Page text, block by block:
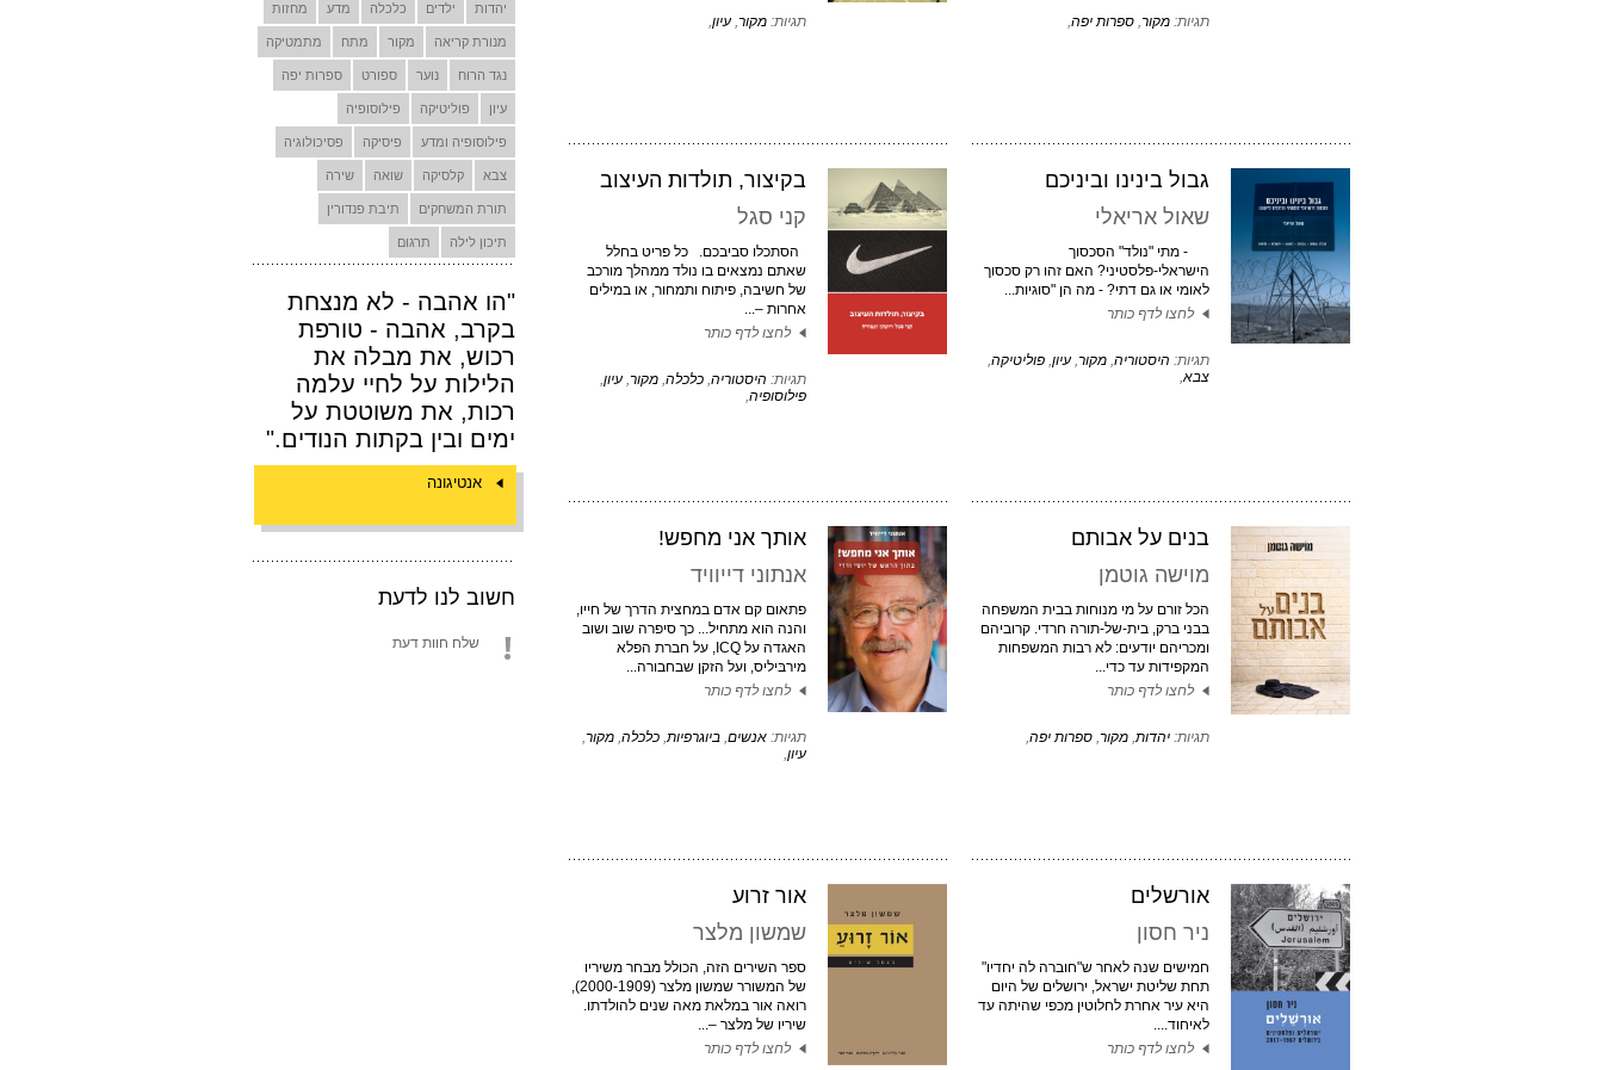
יהדות ילדים כלכלה מדע מחזות
מנורת קריאה מקור מתח מתמטיקה
נגד הרוח נוער ספורט ספרות יפה
עיון פוליטיקה פילוסופיה
פילוסופיה ומדע פיסיקה פסיכולוגיה
צבא קלסיקה שואה שירה
תורת המשחקים תיבת פנדורין
תיכון לילה תרגום
"הו אהבה - לא מנצחת
בקרב, אהבה - טורפת
רכוש, את מבלה את
הלילות על לחיי עלמה
רכות, את משוטטת על
ימים ובין בקתות הנודים."
אנטיגונה
חשוב לנו לדעת
שלח חוות דעת
תגיות: מקור, ספרות יפה, תגיות: מקור, עיון,
גבול בינינו וביניכם
שאול אריאלי
- מתי "נולד" הסכסוך
הישראלי-פלסטיני? האם זהו רק סכסוך
לאומי או גם דתי? - מה הן "סוגיות...
לחצו לדף כותר
תגיות: היסטוריה, מקור, עיון, פוליטיקה,
צבא,
בקיצור, תולדות העיצוב
קני סגל
הסתכלו סביבכם. כל פריט בחלל
שאתם נמצאים בו נולד ממהלך מורכב
של חשיבה, פיתוח ותמחור, או במילים
אחרות –...
לחצו לדף כותר
תגיות: היסטוריה, כלכלה, מקור, עיון,
פילוסופיה,
בנים על אבותם
מוישה גוטמן
הכל זורם על מי מנוחות בבית המשפחה
בבני ברק, בית-של-תורה חרדי. קרוביהם
ומכריהם יודעים: לא רבות המשפחות
המקפידות עד כדי...
לחצו לדף כותר
תגיות: יהדות, מקור, ספרות יפה,
אותך אני מחפש!
אנתוני דייוויד
פתאום קם אדם במחצית הדרך של חייו,
והנה הוא מתחיל... כך סיפרה שוב ושוב
האגדה על ICQ, על חברת הפלא
מירבּיליס, ועל הזקן שבחבורה...
לחצו לדף כותר
תגיות: אנשים, ביוגרפיות, כלכלה, מקור,
עיון,
אורשלים
ניר חסון
חמישים שנה לאחר ש"חוברה לה יחדיו"
תחת שליטת ישראל, ירושלים של היום
היא עיר אחרת לחלוטין מכפי שהיתה עד
לאיחוד....
לחצו לדף כותר
אור זרוע
שמשון מלצר
ספר השירים הזה, הכולל מבחר משיריו
של המשורר שמשון מלצר (2000-1909),
רואה אור במלאת מאה שנים להולדתו.
שיריו של מלצר –...
לחצו לדף כותר